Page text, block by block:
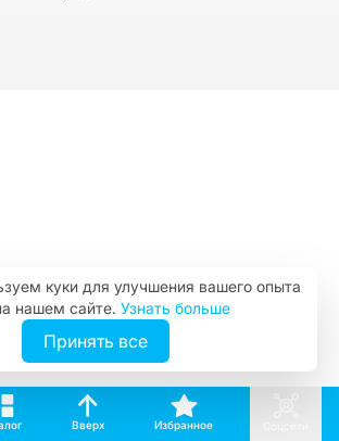
Вверх Избранное
куки для улучшения вашего опыта
нашем сайте. Узнать больше
Принять все